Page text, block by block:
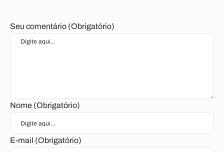
Seu comentário (Obrigatório)
Nome (Obrigatório)
E-mail (Obrigatório)